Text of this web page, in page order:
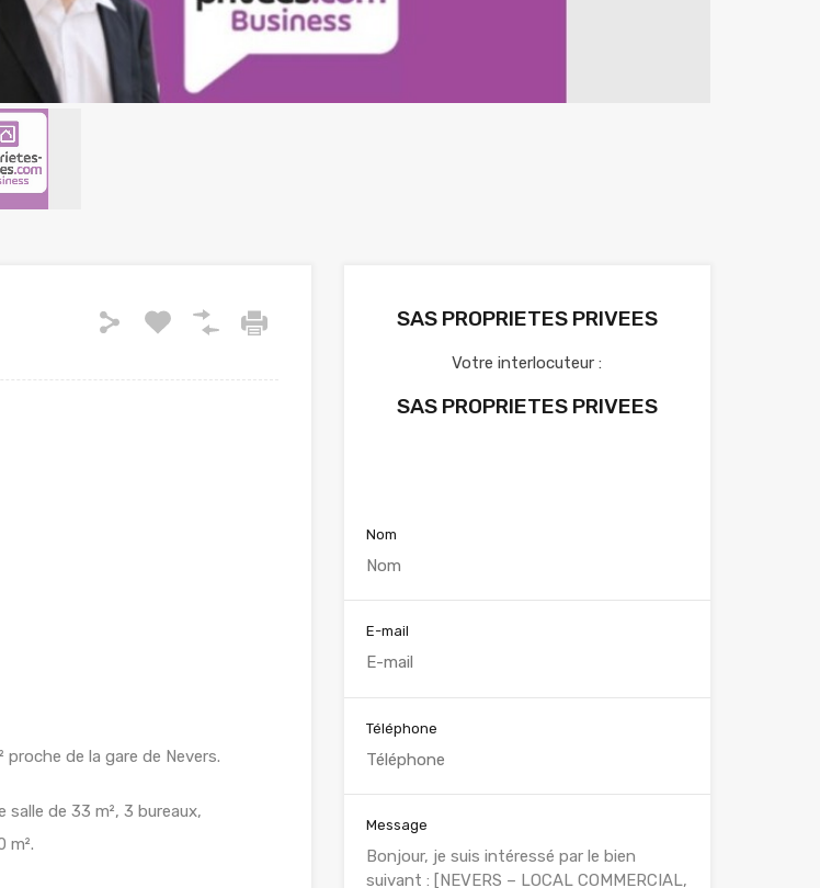
de la gare de Nevers.
salle de 33 m², 3 bureaux,
m².
SAS PROPRIETES PRIVEES
Votre interlocuteur :
SAS PROPRIETES PRIVEES
Nom
E-mail
Téléphone
Message